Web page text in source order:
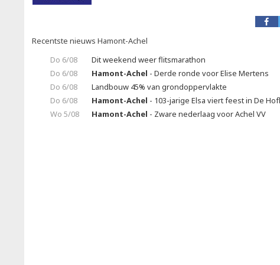
Recentste nieuws Hamont-Achel
Do 6/08
Dit weekend weer flitsmarathon
Do 6/08
Hamont-Achel - Derde ronde voor Elise Mertens
Do 6/08
Landbouw 45% van grondoppervlakte
Do 6/08
Hamont-Achel - 103-jarige Elsa viert feest in De
Wo 5/08
Hamont-Achel - Zware nederlaag voor Achel VV